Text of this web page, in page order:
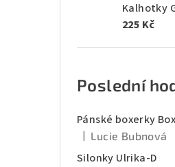
Kalhotky
225 Kč
Poslední
Pánské boxerky
Hodnocení produktu
Lucie Bubnová
Silonky Ulrika-D